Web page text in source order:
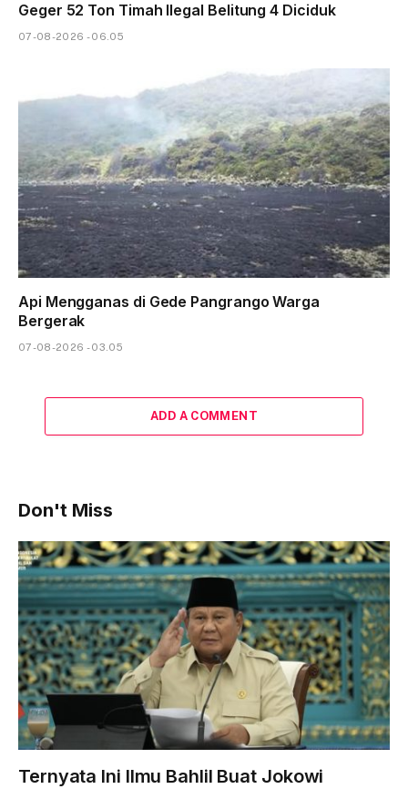
Geger 52 Ton Timah Ilegal Belitung 4 Diciduk
07-08-2026 - 06.05
Api Mengganas di Gede Pangrango Warga
Bergerak
07-08-2026 - 03.05
ADD A COMMENT
Don't Miss
Ternyata Ini Ilmu Bahlil Buat Jokowi